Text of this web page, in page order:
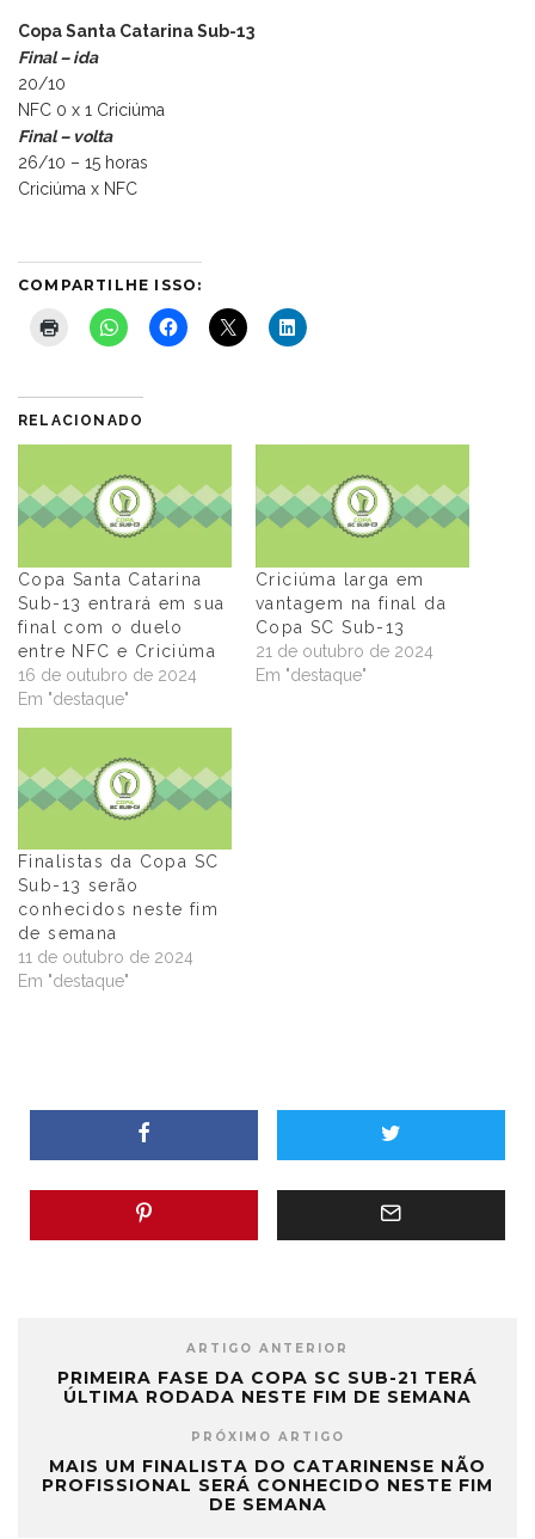
Copa Santa Catarina Sub-13
Final – ida
20/10
NFC 0 x 1 Criciúma
Final – volta
26/10 – 15 horas
Criciúma x NFC
COMPARTILHE ISSO:
RELACIONADO
Copa Santa Catarina
Sub-13 entrará em sua
final com o duelo
entre NFC e Criciúma
16 de outubro de 2024
Em "destaque"
Criciúma larga em
vantagem na final da
Copa SC Sub-13
21 de outubro de 2024
Em "destaque"
Finalistas da Copa SC
Sub-13 serão
conhecidos neste fim
de semana
11 de outubro de 2024
Em "destaque"
ARTIGO ANTERIOR
PRIMEIRA FASE DA COPA SC SUB-21 TERÁ
ÚLTIMA RODADA NESTE FIM DE SEMANA
PRÓXIMO ARTIGO
MAIS UM FINALISTA DO CATARINENSE NÃO
PROFISSIONAL SERÁ CONHECIDO NESTE FIM
DE SEMANA